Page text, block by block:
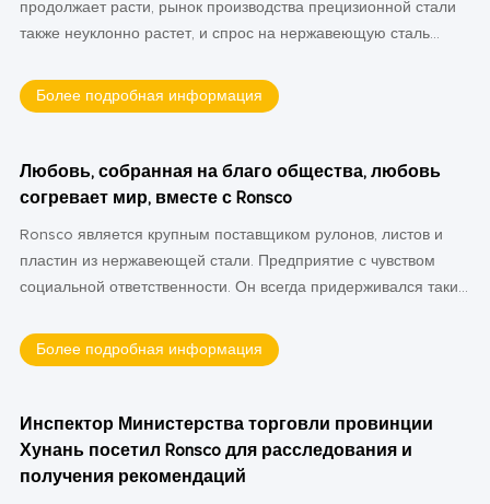
металлов играет неотъемлемую роль в разработке решений
в области возобновляемых источников энергии во всем мире.
продолжает расти, рынок производства прецизионной стали
также неуклонно растет, и спрос на нержавеющую сталь
рулонную нержавеющую сталь, полосу из нержавеющей
стали и т. Д. Нержавеющая сталь представляет собой
углерода, также могут быть добавлены такие элементы, как
марганец, молибден, никель и титан, для дальнейшего
Нержавеющая сталь известна своей прочностью, красотой и
устойчивостью к коррозии. Не все нержавеющие стали
одинаковы, они бывают пяти различных семейств и около 150
Более подробная информация
Любовь, собранная на благо общества, любовь
согревает мир, вместе с Ronsco
Ronsco является крупным поставщиком рулонов, листов и
пластин из нержавеющей стали. Предприятие с чувством
социальной ответственности. Он всегда придерживался таких
предприимчивость, альтруизм, взаимовыгодность, честность и
поиск истины». Среди них «альтруизм и взаимовыгодность»
Это совпадает с целью общественного благосостояния
Синьсинь.
Более подробная информация
Инспектор Министерства торговли провинции
Хунань посетил Ronsco для расследования и
получения рекомендаций